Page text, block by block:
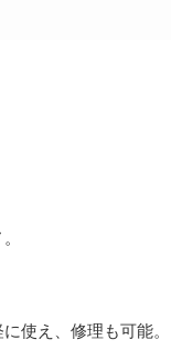
使え、修理も可能。